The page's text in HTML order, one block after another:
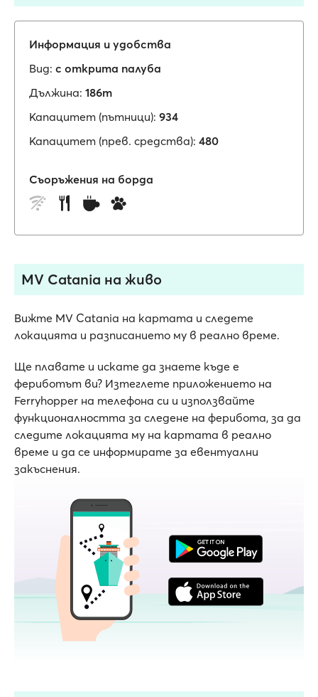
Информация и удобства
Вид: с открита палуба
Дължина: 186m
Капацитет (пътници): 934
Капацитет (прев. средства): 480
Съоръжения на борда
MV Catania на живо
Вижте MV Catania на картата и следете
локацията и разписанието му в реално време.
Ще плавате и искате да знаете къде е
фериботът ви? Изтеглете приложението на
Ferryhopper на телефона си и използвайте
функционалността за следене на ферибота, за да
следите локацията му на картата в реално
време и да се информирате за евентуални
закъснения.